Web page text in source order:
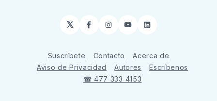
𝕏 Facebook
Instagram
YouTubeLinkedIn
Suscríbete Contacto
Acerca de
Aviso de Privacidad
Autores
Escríbenos
☎ 477 333 4153